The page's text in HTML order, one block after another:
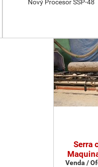
Nový Procesor SSP-48
Serra
Venda /